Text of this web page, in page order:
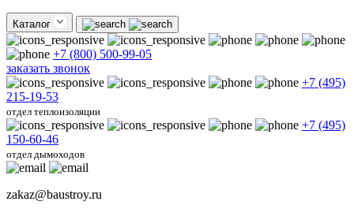
Каталог
+7 (800) 500-99-05
заказать звонок
+7 (495)
215-19-53
отдел теплоизоляции
+7 (495)
150-60-46
отдел дымоходов
zakaz@baustroy.ru